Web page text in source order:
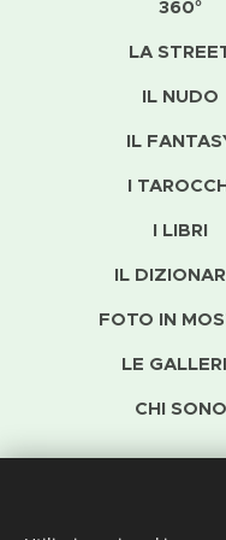
360°
LA
IL NUDO
IL
I
I LIBRI
IL
FOTO IN
LE
CHI SONO